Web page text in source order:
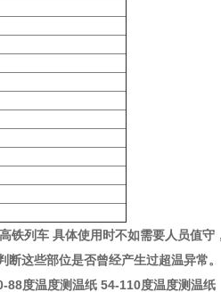
列车 具体使用时不如需要人员值守
这些部位是否曾经产生过超温异常
度温度测温纸 54-110度温度测温